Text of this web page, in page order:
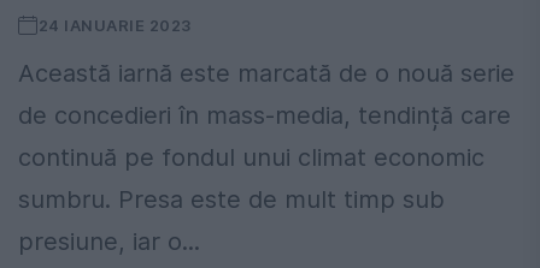
24 IANUARIE 2023
Această iarnă este marcată de o nouă serie
de concedieri în mass-media, tendință care
continuă pe fondul unui climat economic
sumbru. Presa este de mult timp sub
presiune, iar o...